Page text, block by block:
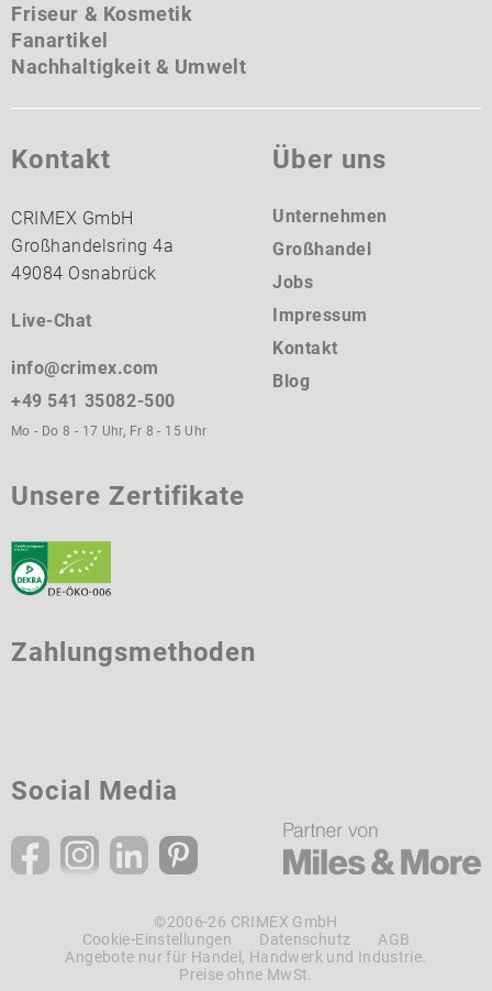
Friseur & Kosmetik
Fanartikel
Nachhaltigkeit & Umwelt
Kontakt
CRIMEX GmbH
Großhandelsring 4a
49084 Osnabrück
Live-Chat
info@crimex.com
+49 541 35082-500
Mo - Do 8 - 17 Uhr, Fr 8 - 15 Uhr
Über uns
Unternehmen
Großhandel
Jobs
Impressum
Kontakt
Blog
Unsere Zertifikate
Zahlungsmethoden
Social Media
©2006-26 CRIMEX GmbH
Angebote nur für Handel, Handwerk und Industrie.
Preise ohne MwSt.
Cookie-Einstellungen Datenschutz AGB